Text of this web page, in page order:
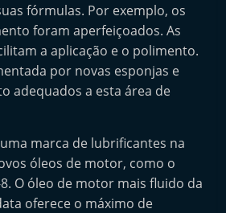
l
fórmulas. Por exemplo, os
foram aperfeiçoados. As
a aplicação e o polimento.
por novas esponjas e
adequados a esta área de
marca de lubrificantes na
óleos de motor, como o
8. O óleo de motor mais fluido da
oferece o máximo de